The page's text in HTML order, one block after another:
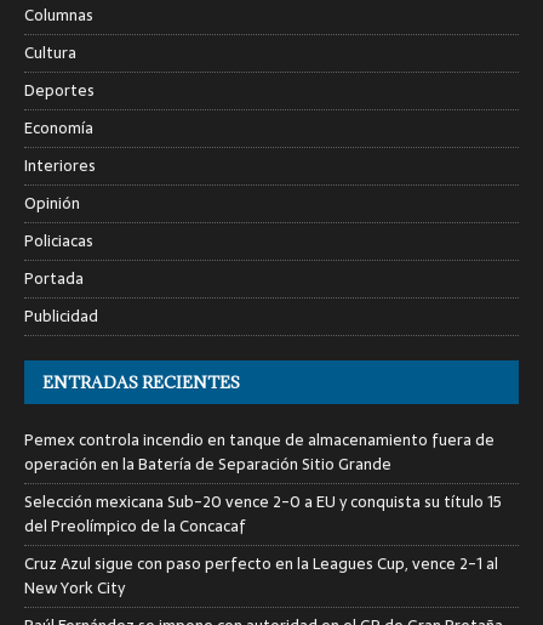
Columnas
Cultura
Deportes
Economía
Interiores
Opinión
Policiacas
Portada
Publicidad
ENTRADAS RECIENTES
Pemex controla incendio en tanque de almacenamiento fuera de
operación en la Batería de Separación Sitio Grande
Selección mexicana Sub-20 vence 2-0 a EU y conquista su título 15
del Preolímpico de la Concacaf
Cruz Azul sigue con paso perfecto en la Leagues Cup, vence 2-1 al
New York City